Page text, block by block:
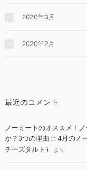
2020年3月
2020年2月
最近のコメント
ノーミートのオススメ！
か？3つの理由 に 4月のノ
チーズタルト）
より